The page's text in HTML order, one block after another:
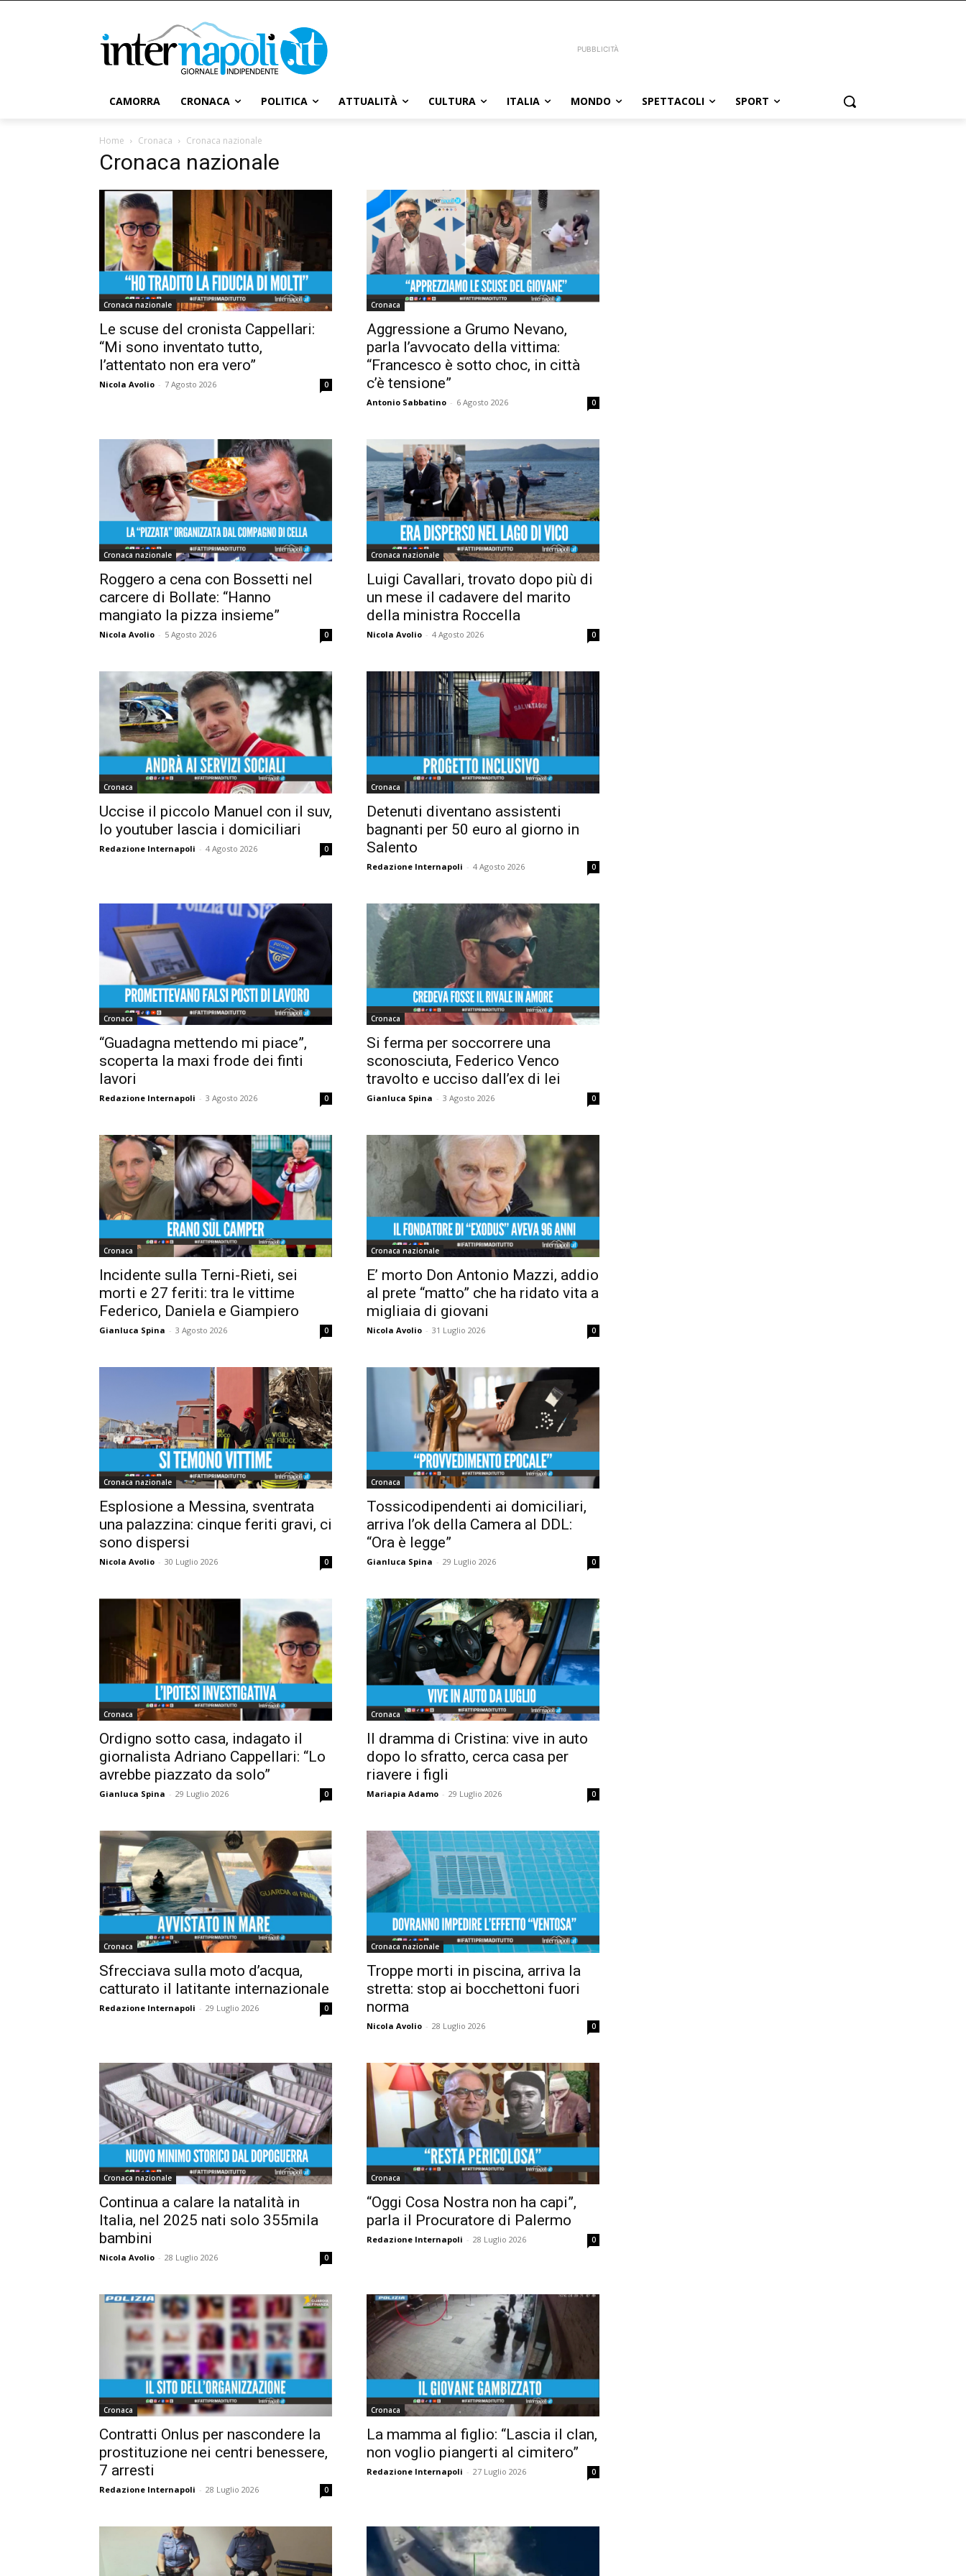
PUBBLICITÀ
CAMORRA CRONACA POLITICA ATTUALITÀ CULTURA ITALIA MONDO SPETTACOLI SPORT
Home Cronaca Cronaca nazionale
Cronaca nazionale
Cronaca nazionale
Le scuse del cronista Cappellari:
“Mi sono inventato tutto,
l’attentato non era vero”
Nicola Avolio - 7 Agosto 2026 0
Cronaca
Aggressione a Grumo Nevano,
parla l’avvocato della vittima:
“Francesco è sotto choc, in città
c’è tensione”
Antonio Sabbatino - 6 Agosto 2026 0
Cronaca nazionale
Roggero a cena con Bossetti nel
carcere di Bollate: “Hanno
mangiato la pizza insieme”
Nicola Avolio - 5 Agosto 2026 0
Cronaca nazionale
Luigi Cavallari, trovato dopo più di
un mese il cadavere del marito
della ministra Roccella
Nicola Avolio - 4 Agosto 2026 0
Cronaca
Uccise il piccolo Manuel con il suv,
lo youtuber lascia i domiciliari
Redazione Internapoli - 4 Agosto 2026 0
Cronaca
Detenuti diventano assistenti
bagnanti per 50 euro al giorno in
Salento
Redazione Internapoli - 4 Agosto 2026 0
Cronaca
“Guadagna mettendo mi piace”,
scoperta la maxi frode dei finti
lavori
Redazione Internapoli - 3 Agosto 2026 0
Cronaca
Si ferma per soccorrere una
sconosciuta, Federico Venco
travolto e ucciso dall’ex di lei
Gianluca Spina - 3 Agosto 2026 0
Cronaca
Incidente sulla Terni-Rieti, sei
morti e 27 feriti: tra le vittime
Federico, Daniela e Giampiero
Gianluca Spina - 3 Agosto 2026 0
Cronaca nazionale
E’ morto Don Antonio Mazzi, addio
al prete “matto” che ha ridato vita a
migliaia di giovani
Nicola Avolio - 31 Luglio 2026 0
Cronaca nazionale
Esplosione a Messina, sventrata
una palazzina: cinque feriti gravi, ci
sono dispersi
Nicola Avolio - 30 Luglio 2026 0
Cronaca
Tossicodipendenti ai domiciliari,
arriva l’ok della Camera al DDL:
“Ora è legge”
Gianluca Spina - 29 Luglio 2026 0
Cronaca
Ordigno sotto casa, indagato il
giornalista Adriano Cappellari: “Lo
avrebbe piazzato da solo”
Gianluca Spina - 29 Luglio 2026 0
Cronaca
Il dramma di Cristina: vive in auto
dopo lo sfratto, cerca casa per
riavere i figli
Mariapia Adamo - 29 Luglio 2026 0
Cronaca
Sfrecciava sulla moto d’acqua,
catturato il latitante internazionale
Redazione Internapoli - 29 Luglio 2026 0
Cronaca nazionale
Troppe morti in piscina, arriva la
stretta: stop ai bocchettoni fuori
norma
Nicola Avolio - 28 Luglio 2026 0
Cronaca nazionale
Continua a calare la natalità in
Italia, nel 2025 nati solo 355mila
bambini
Nicola Avolio - 28 Luglio 2026 0
Cronaca
“Oggi Cosa Nostra non ha capi”,
parla il Procuratore di Palermo
Redazione Internapoli - 28 Luglio 2026 0
Cronaca
Contratti Onlus per nascondere la
prostituzione nei centri benessere,
7 arresti
Redazione Internapoli - 28 Luglio 2026 0
Cronaca
La mamma al figlio: “Lascia il clan,
non voglio piangerti al cimitero”
Redazione Internapoli - 27 Luglio 2026 0